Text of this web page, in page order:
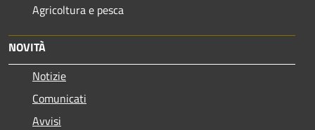
Agricoltura e pesca
NOVITÀ
Notizie
Comunicati
Avvisi